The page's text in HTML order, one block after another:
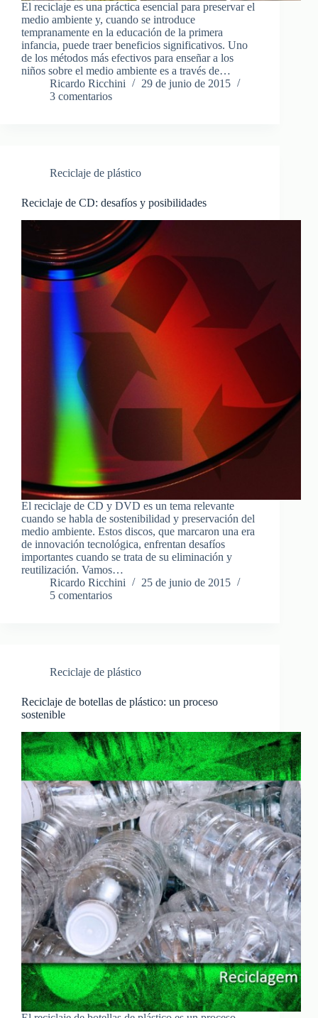
El reciclaje es una práctica esencial para preservar el
medio ambiente y, cuando se introduce
tempranamente en la educación de la primera
infancia, puede traer beneficios significativos. Uno
de los métodos más efectivos para enseñar a los
niños sobre el medio ambiente es a través de…
Ricardo Ricchini
29 de junio de 2015
3 comentarios
Reciclaje de plástico
Reciclaje de CD: desafíos y posibilidades
El reciclaje de CD y DVD es un tema relevante
cuando se habla de sostenibilidad y preservación del
medio ambiente. Estos discos, que marcaron una era
de innovación tecnológica, enfrentan desafíos
importantes cuando se trata de su eliminación y
reutilización. Vamos…
Ricardo Ricchini
25 de junio de 2015
5 comentarios
Reciclaje de plástico
Reciclaje de botellas de plástico: un proceso
sostenible